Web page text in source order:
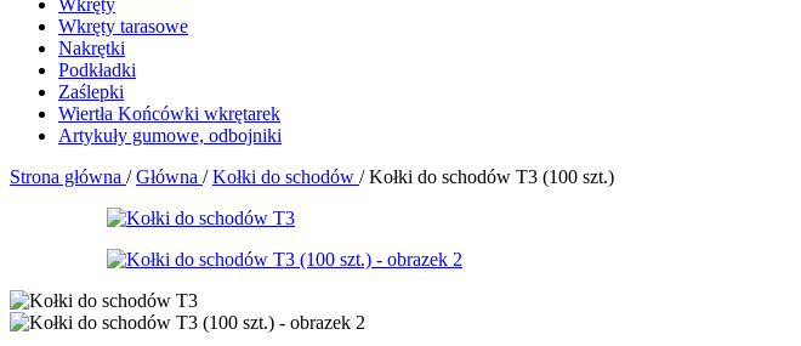
Wkręty
Wkręty tarasowe
Nakrętki
Podkładki
Zaślepki
Wiertła Końcówki wkrętarek
Artykuły gumowe, odbojniki
Strona główna / Główna / Kołki do schodów / Kołki do schodów T3 (100 szt.)